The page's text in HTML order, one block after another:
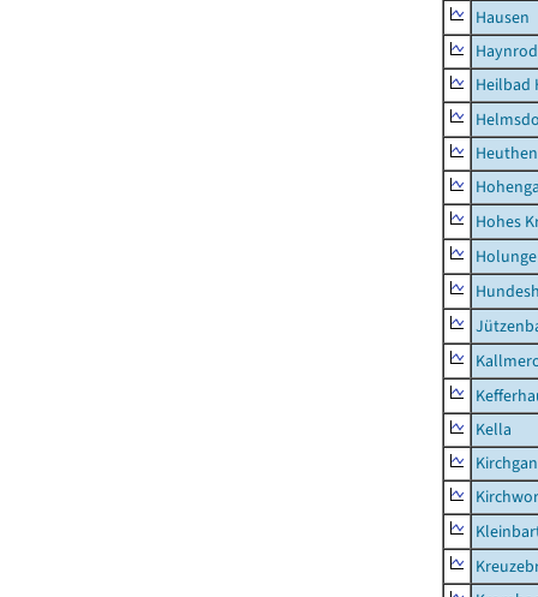
Hausen
Heilbad
Heuthen
Hohes
Kella